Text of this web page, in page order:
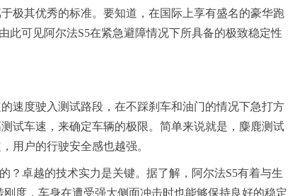
极其优秀的标准。要知道，在国际上享有盛名的豪华跑
此可见阿尔法S5在紧急避障情况下所具备的极致稳定性
速度驶入测试路段，在不踩刹车和油门的情况下急打方
试车速，来确定车辆的极限。简单来说就是，麋鹿测试
用户的行驶安全感也越强。
？卓越的技术实力是关键。据了解，阿尔法S5有着与生
刚度，车身在遭受强大侧面冲击时也能够保持良好的稳定